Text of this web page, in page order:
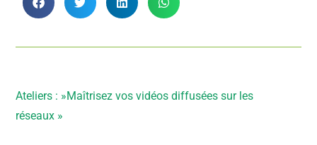
Ateliers : »Maîtrisez vos vidéos diffusées sur les
réseaux »